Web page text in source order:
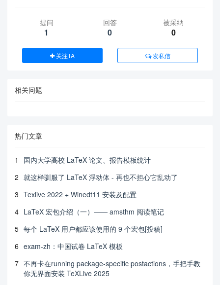
提问
1
回答
0
被采纳
0
关注TA 发私信
相关问题
热门文章
1
国内大学高校 LaTeX 论文、报告模板统计
2 就这样驯服了 LaTeX 浮动体 - 再也不担心它乱动了
3 Texlive 2022 + Winedt11 安装及配置
4 LaTeX 宏包介绍（一）—— amsthm 阅读笔记
5 每个 LaTeX 用户都应该使用的 9 个宏包[投稿]
6 exam-zh：中国试卷 LaTeX 模板
7 不再卡在running package-specific postactions，手把手教
你无界面安装 TeXLive 2025